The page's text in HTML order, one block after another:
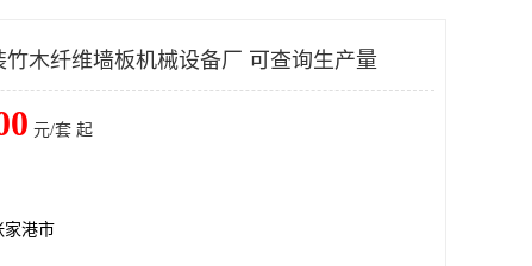
竹木纤维墙板机械设备厂 可查询生产量
元/套 起
家港市